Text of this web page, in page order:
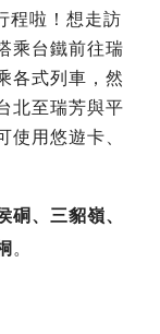
程啦！想走訪
乘台鐵前往瑞
各式列車，然
北至瑞芳與平
使用悠遊卡、
硐、三貂嶺、
。